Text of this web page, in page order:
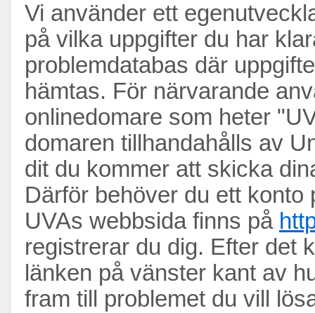
Vi använder ett
på vilka uppgifter du har
problemdatabas där
hämtas. För närvarande
onlinedomare som heter
domaren tillhandahålls av
dit du kommer att skicka
Därför behöver du ett konto
UVAs webbsida finns på
registrerar du dig. Efter det
länken på vänster kant av
fram till problemet du vill